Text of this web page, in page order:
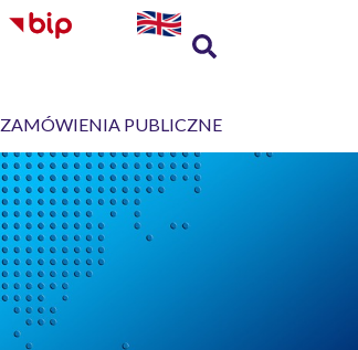
ZAMÓWIENIA PUBLICZNE